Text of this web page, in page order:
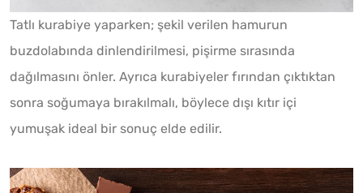
Tatlı kurabiye yaparken; şekil verilen hamurun
buzdolabında dinlendirilmesi, pişirme sırasında
dağılmasını önler. Ayrıca kurabiyeler fırından çıktıktan
sonra soğumaya bırakılmalı, böylece dışı kıtır içi
yumuşak ideal bir sonuç elde edilir.